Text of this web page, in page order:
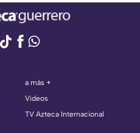
a más +
Videos
TV Azteca Internacional